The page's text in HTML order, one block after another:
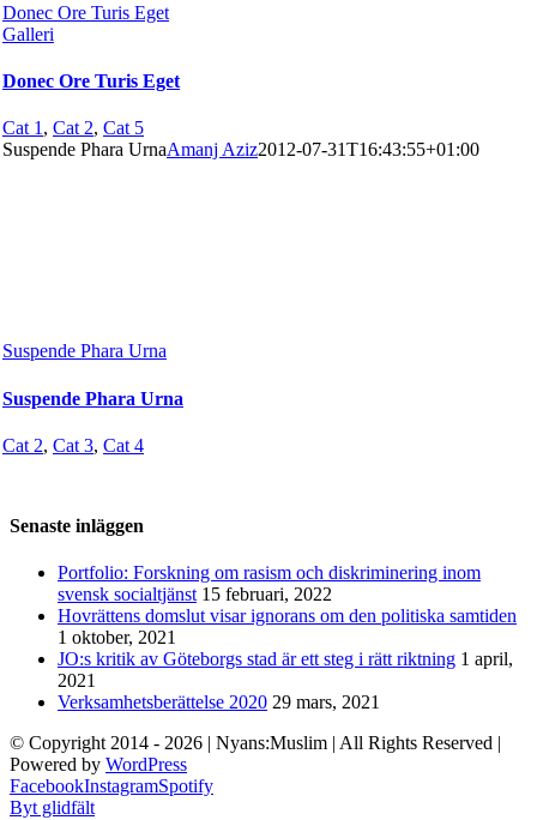
Donec Ore Turis Eget
Galleri
Donec Ore Turis Eget
Cat 1, Cat 2, Cat 5
Suspende Phara UrnaAmanj Aziz2012-07-31T16:43:55+01:00
Suspende Phara Urna
Suspende Phara Urna
Cat 2, Cat 3, Cat 4
Senaste inläggen
Portfolio: Forskning om rasism och diskriminering inom
svensk socialtjänst 15 februari, 2022
Hovrättens domslut visar ignorans om den politiska samtiden
1 oktober, 2021
JO:s kritik av Göteborgs stad är ett steg i rätt riktning 1 april,
2021
Verksamhetsberättelse 2020 29 mars, 2021
© Copyright 2014 - 2026 | Nyans:Muslim | All Rights Reserved |
Powered by WordPress
FacebookInstagramSpotify
Byt glidfält